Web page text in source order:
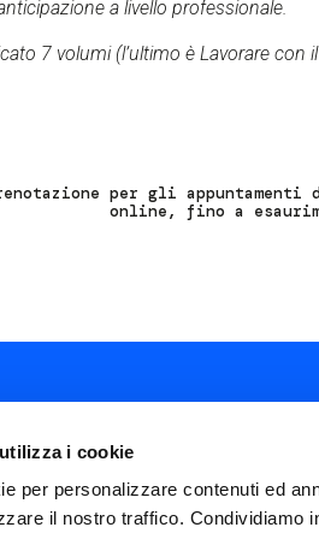
i cookie
per personalizzare contenuti ed
il nostro traffico. Condividiamo
a livello professionale.
7 volumi (l’ultimo è Lavorare con
per gli
online, fino a
Social